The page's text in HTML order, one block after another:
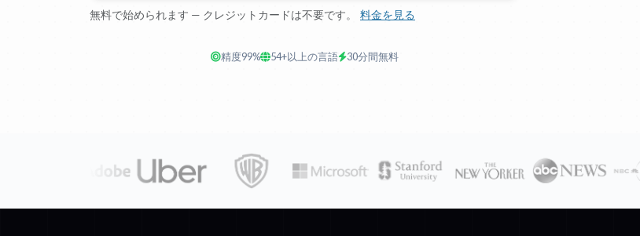
無料で始められます — クレジットカードは不要です。 料金を見る
精度99% 54+以上の言語 30分間無料